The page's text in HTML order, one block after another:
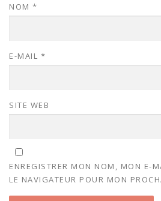
NOM *
E-MAIL *
SITE WEB
ENREGISTRER MON NOM, MON E-
LE NAVIGATEUR POUR MON